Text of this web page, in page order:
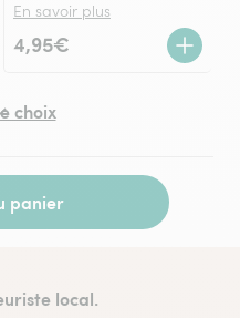
En savoir plus
4,95€
choix
panier
local.